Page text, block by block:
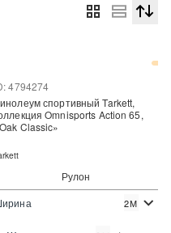
Рулон
4794274
Цена:
спортивный Tarkett,
Omnisports Action 65,
Classic»
2М